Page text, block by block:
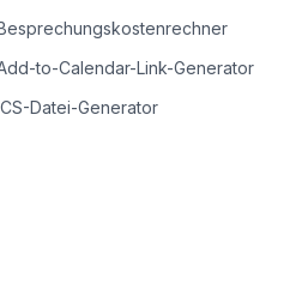
to-Calendar-Link-Generator
Datei-Generator